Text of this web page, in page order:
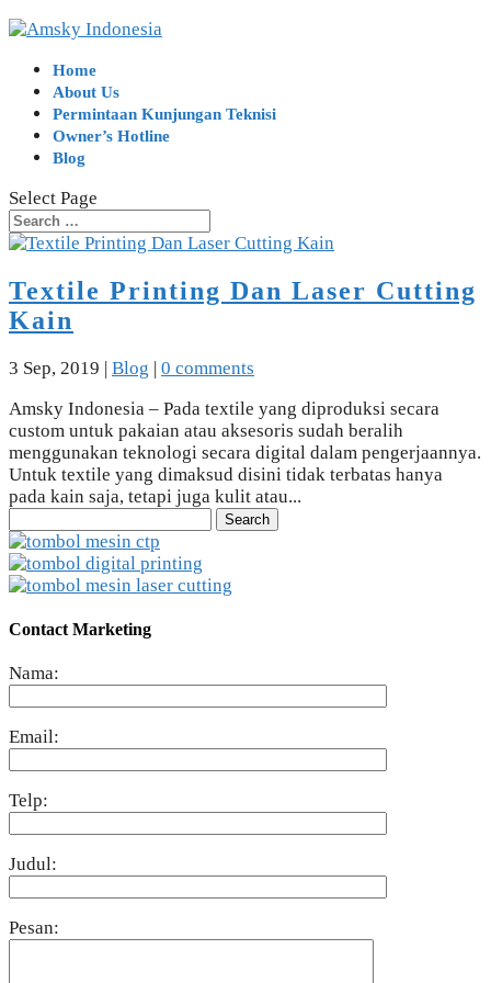
Home
About Us
Permintaan Kunjungan Teknisi
Owner’s Hotline
Blog
Select Page
Textile Printing Dan Laser Cutting
Kain
3 Sep, 2019 | Blog | 0 comments
Amsky Indonesia – Pada textile yang diproduksi secara
custom untuk pakaian atau aksesoris sudah beralih
menggunakan teknologi secara digital dalam pengerjaannya.
Untuk textile yang dimaksud disini tidak terbatas hanya
pada kain saja, tetapi juga kulit atau...
for:
Contact Marketing
Nama:
Email:
Telp:
Judul:
Pesan: